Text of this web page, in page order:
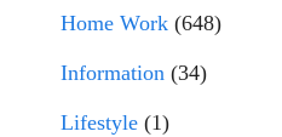
Home Work (648)
Information (34)
Lifestyle (1)